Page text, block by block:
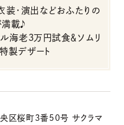
装・演出などおふたりの
満載♪
海老3万円試食＆ソムリ
製デザート
区桜町3番50号 サクラマ